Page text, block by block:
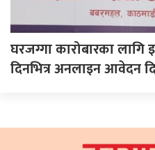
घरजग्गा कारोबारका लागि
दिनभित्र अनलाइन आवेदन